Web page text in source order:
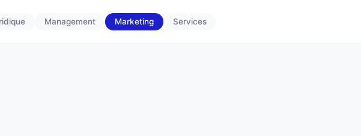
Management Marketing Services